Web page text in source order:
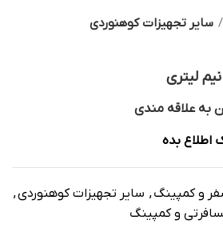
سایر تجهیزات کوهنوردی
لیتری
به علاقه مندی
اطلاع بده
و کمپینگ, سایر تجهیزات کوهنوردی,
و کمپینگ